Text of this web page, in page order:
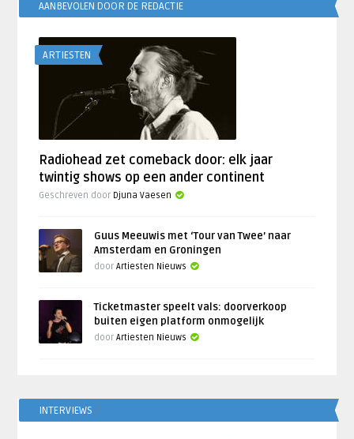
AANBEVOLEN DOOR DE REDACTIE
ARTIESTEN
Radiohead zet comeback door: elk jaar
twintig shows op een ander continent
Geschreven door Djuna Vaesen
Guus Meeuwis met ‘Tour van Twee’ naar
Amsterdam en Groningen
doorArtiesten Nieuws
Ticketmaster speelt vals: doorverkoop
buiten eigen platform onmogelijk
doorArtiesten Nieuws
INTERVIEWS